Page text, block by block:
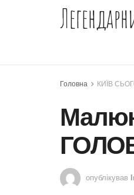
Головна КИЇВ
опублікував